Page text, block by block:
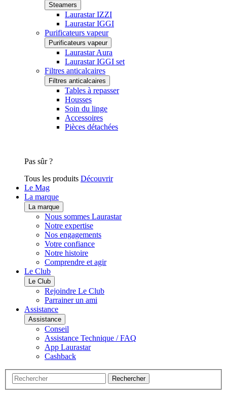
Steamers
Laurastar IZZI
Laurastar IGGI
Purificateurs vapeur
Purificateurs vapeur
Laurastar Aura
Laurastar IGGI set
Filtres anticalcaires
Filtres anticalcaires
Tables à repasser
Housses
Soin du linge
Accessoires
Pièces détachées
Pas sûr ?
Tous les produits Découvrir
Le Mag
La marque
La marque
Nous sommes Laurastar
Notre expertise
Nos engagements
Votre confiance
Notre histoire
Comprendre et agir
Le Club
Le Club
Rejoindre Le Club
Parrainer un ami
Assistance
Assistance
Conseil
Assistance Technique / FAQ
App Laurastar
Cashback
Rechercher